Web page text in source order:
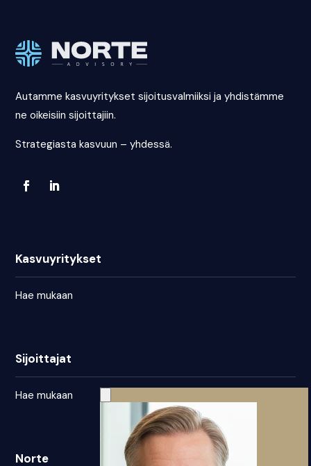
Autamme kasvuyritykset sijoitusvalmiiksi ja yhdistämme
ne oikeisiin sijoittajiin.
Strategiasta kasvuun – yhdessä.
Kasvuyritykset
Hae mukaan
Sijoittajat
Hae mukaan
Norte